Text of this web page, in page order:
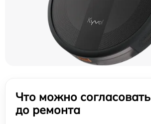
Что можно согласовать
до ремонта